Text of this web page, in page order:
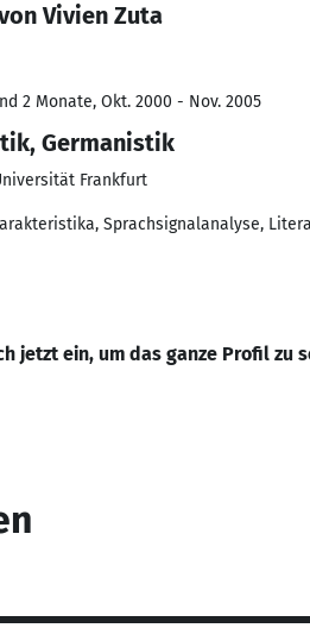
Vivien Zuta
2 Monate, Okt. 2000 - Nov. 2005
Germanistik
Frankfurt
Sprachsignalanalyse,
jetzt ein, um das ganze Profil zu